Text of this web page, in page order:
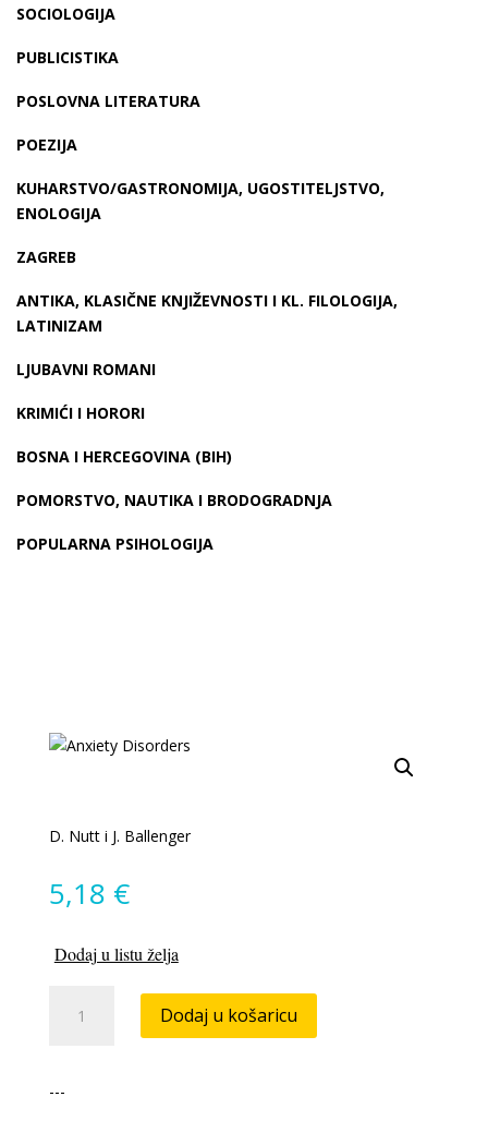
SOCIOLOGIJA
PUBLICISTIKA
POSLOVNA LITERATURA
POEZIJA
KUHARSTVO/GASTRONOMIJA, UGOSTITELJSTVO,
ENOLOGIJA
ZAGREB
ANTIKA, KLASIČNE KNJIŽEVNOSTI I KL. FILOLOGIJA,
LATINIZAM
LJUBAVNI ROMANI
KRIMIĆI I HORORI
BOSNA I HERCEGOVINA (BIH)
POMORSTVO, NAUTIKA I BRODOGRADNJA
POPULARNA PSIHOLOGIJA
D. Nutt i J. Ballenger
5,18 €
Dodaj u listu želja
Disorders
Dodaj u košaricu
---